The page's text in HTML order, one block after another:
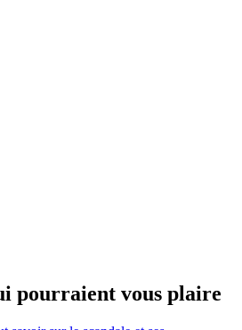
pourraient vous plaire